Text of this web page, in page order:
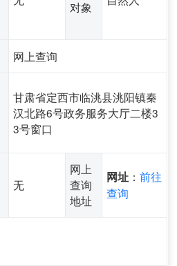
对象
网上查询
甘肃省定西市临洮县洮阳镇秦
汉北路6号政务服务大厅二楼3
3号窗口
无
网上
查询
地址
网址 ：前往
查询